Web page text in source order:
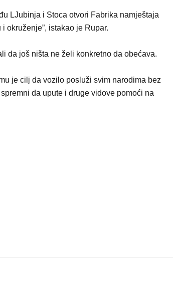
LJubinja i Stoca otvori Fabrika namještaja
okruženje”, istakao je Rupar.
da još ništa ne želi konkretno da obećava.
je cilj da vozilo posluži svim narodima bez
da upute i druge vidove pomoći na